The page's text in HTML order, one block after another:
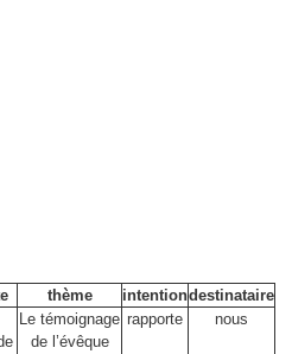
thème intentiondestinataire
Le témoignage
de l’évêque
rapporte nous